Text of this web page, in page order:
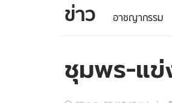
ข่าว
ข่าวบันเทิง
ข่าว อาชญากรรม
ชุมพร-แข่